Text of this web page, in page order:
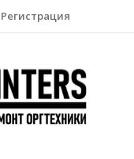
Регистрация